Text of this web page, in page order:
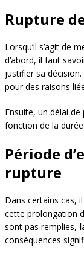
Rupture
Lorsqu’il s’agit de
d’abord, il faut
justifier sa
pour des raisons
Ensuite, un délai
fonction de la
Période
rupture
Dans certains cas,
cette prolongation
sont pas remplies,
conséquences